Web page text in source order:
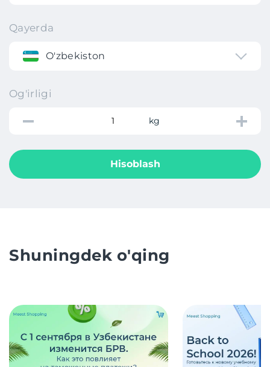
Qayerda
O'zbekiston
Og'irligi
kg
Hisoblash
Shuningdek o'qing